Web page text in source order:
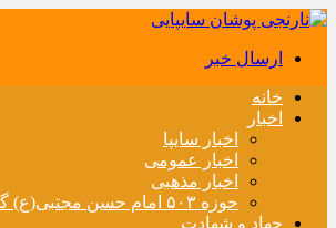
ارسال خبر
خانه
اخبار
اخبار سایپا
اخبار عمومی
اخبار مذهبی
حوزه ۵۰۳ امام حسن مجتبی(ع) گروه سایپا
جهاد و شهادت